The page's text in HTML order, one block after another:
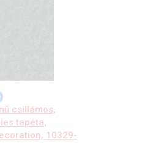
csillámos,
tapéta,
10329-